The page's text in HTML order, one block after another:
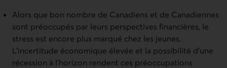
Alors que bon nombre de Canadiens et de Canadiennes
sont préoccupés par leurs perspectives financières, le
stress est encore plus marqué chez les jeunes.
L’incertitude économique élevée et la possibilité d’une
récession à l’horizon rendent ces préoccupations